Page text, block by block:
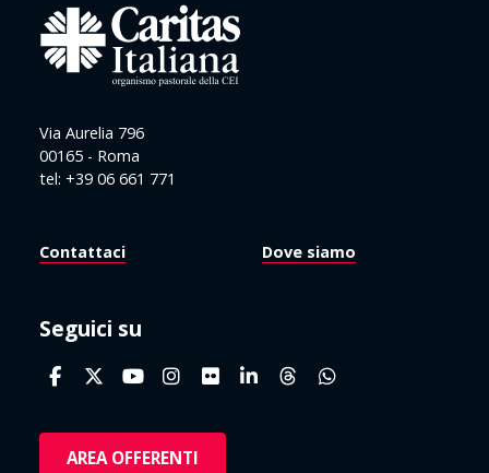
Via Aurelia 796
00165 - Roma
tel: +39 06 661 771
Contattaci Dove siamo
Seguici su
AREA OFFERENTI